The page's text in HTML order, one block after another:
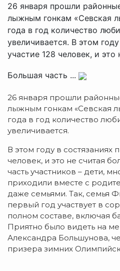
26 января прошли
лыжным гонкам «Севская
года в год количество
увеличивается. В этом
участие 128 человек, и
Большая часть ...
26 января прошли
лыжным гонкам «Севская
года в год количество
увеличивается.
В этом году в состязаниях
человек, и это не считая
часть участников – дети,
приходили вместе с
даже семьями. Так, семья
первый год участвует в
полном составе, включая
Приятно было видеть на
Александра Большунова,
призера зимних